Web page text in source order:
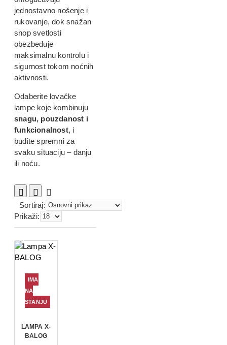
jednostavno nošenje i
rukovanje, dok snažan
snop svetlosti
obezbeđuje
maksimalnu kontrolu i
sigurnost tokom noćnih
aktivnosti.
Odaberite lovačke
lampe koje kombinuju
snagu, pouzdanost i
funkcionalnost, i
budite spremni za
svaku situaciju – danju
ili noću.
Sortiraj:
Prikaži:
IMA
NA
STANJU
LAMPA X-
BALOG